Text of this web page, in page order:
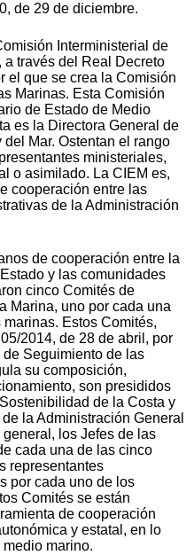
de 29 de diciembre.
Interministerial de
a través del Real Decreto
el que se crea la Comisión
Marinas. Esta Comisión
de Estado de Medio
es la Directora General de
Mar. Ostentan el rango
ministeriales,
o asimilado. La CIEM es,
cooperación entre las
de la Administración
de cooperación entre la
y las comunidades
cinco Comités de
Marina, uno por cada una
Estos Comités,
2014, de 28 de abril, por
de Seguimiento de las
su composición,
son presididos
de la Costa y
la Administración General
los Jefes de las
cada una de las cinco
representantes
por cada uno de los
Comités se están
de cooperación
y estatal, en lo
marino.